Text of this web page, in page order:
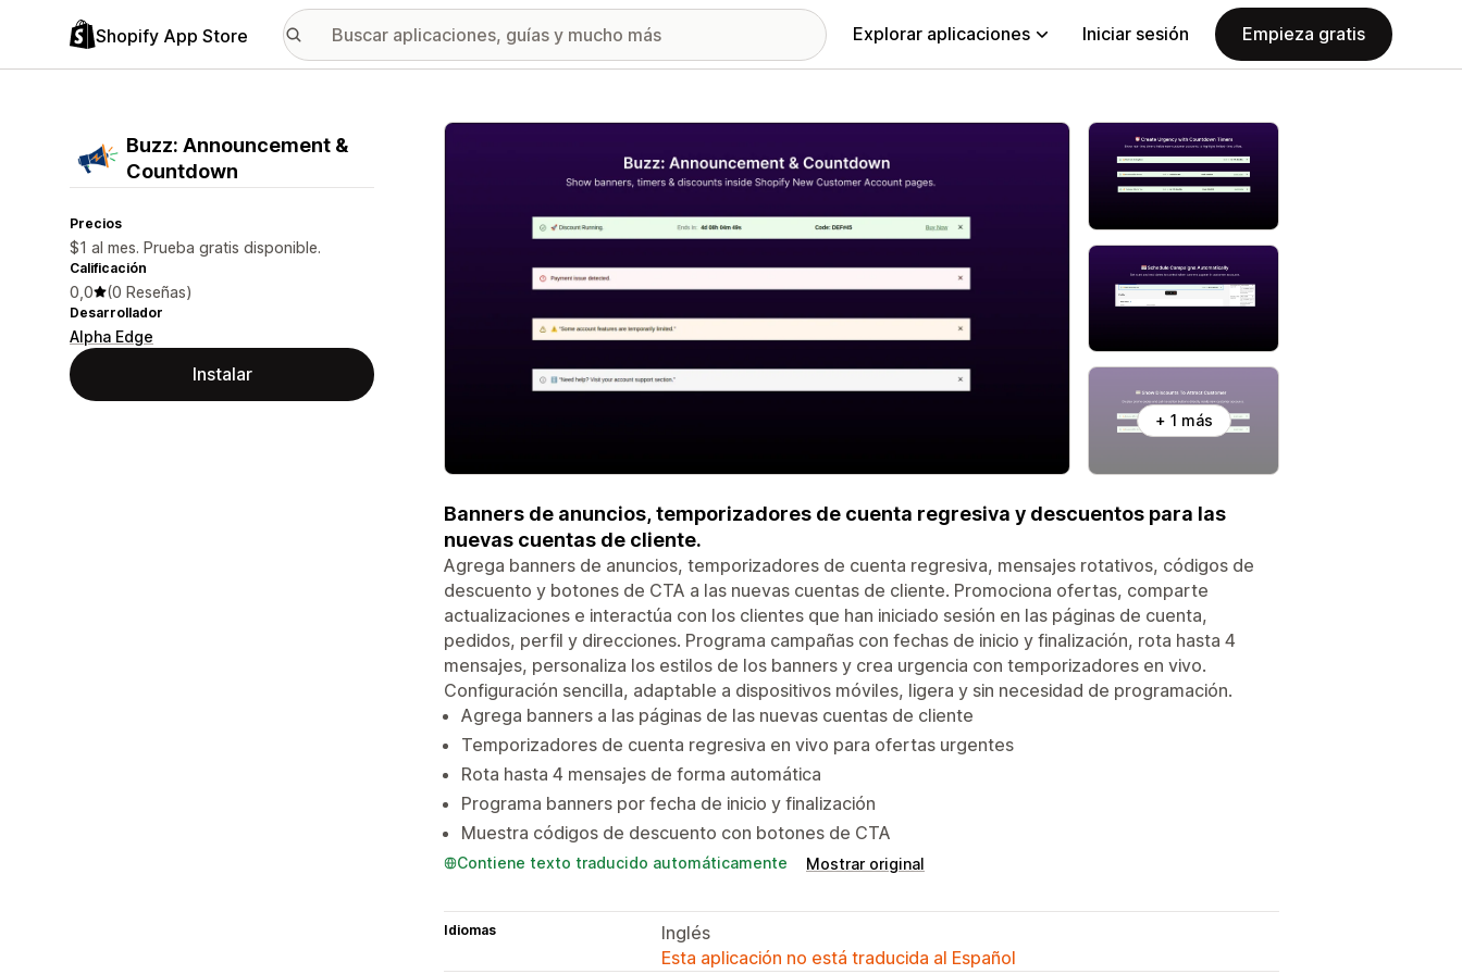
Shopify App Store Explorar aplicaciones Iniciar sesión Empieza gratis
Buzz: Announcement &
Countdown
Precios
$1 al mes. Prueba gratis disponible.
Calificación
0,0 (0 Reseñas)
Desarrollador
Alpha Edge
Instalar
Galería de imágenes destacadas
+ 1 más
Banners de anuncios, temporizadores de cuenta regresiva y descuentos para las
nuevas cuentas de cliente.
Agrega banners de anuncios, temporizadores de cuenta regresiva, mensajes rotativos, códigos de
descuento y botones de CTA a las nuevas cuentas de cliente. Promociona ofertas, comparte
actualizaciones e interactúa con los clientes que han iniciado sesión en las páginas de cuenta,
pedidos, perfil y direcciones. Programa campañas con fechas de inicio y finalización, rota hasta 4
mensajes, personaliza los estilos de los banners y crea urgencia con temporizadores en vivo.
Configuración sencilla, adaptable a dispositivos móviles, ligera y sin necesidad de programación.
Agrega banners a las páginas de las nuevas cuentas de cliente
Temporizadores de cuenta regresiva en vivo para ofertas urgentes
Rota hasta 4 mensajes de forma automática
Programa banners por fecha de inicio y finalización
Muestra códigos de descuento con botones de CTA
Contiene texto traducido automáticamente Mostrar original
Idiomas
Inglés
Esta aplicación no está traducida al Español